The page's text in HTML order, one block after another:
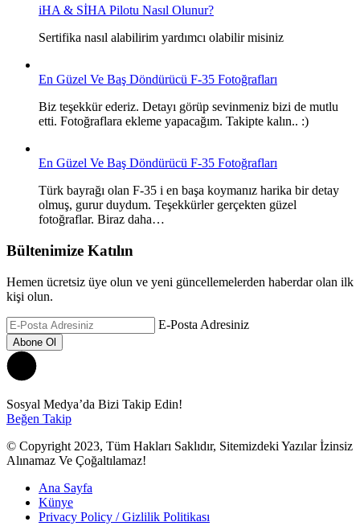
iHA & SİHA Pilotu Nasıl Olunur?
Sertifika nasıl alabilirim yardımcı olabilir misiniz
En Güzel Ve Baş Döndürücü F-35 Fotoğrafları
Biz teşekkür ederiz. Detayı görüp sevinmeniz bizi de mutlu
etti. Fotoğraflara ekleme yapacağım. Takipte kalın.. :)
En Güzel Ve Baş Döndürücü F-35 Fotoğrafları
Türk bayrağı olan F-35 i en başa koymanız harika bir detay
olmuş, gurur duydum. Teşekkürler gerçekten güzel
fotoğraflar. Biraz daha…
Bültenimize Katılın
Hemen ücretsiz üye olun ve yeni güncellemelerden haberdar olan ilk
kişi olun.
E-Posta Adresiniz
Sosyal Medya’da Bizi Takip Edin!
Beğen Takip
© Copyright 2023, Tüm Hakları Saklıdır, Sitemizdeki Yazılar İzinsiz
Alınamaz Ve Çoğaltılamaz!
Ana Sayfa
Künye
Privacy Policy / Gizlilik Politikası